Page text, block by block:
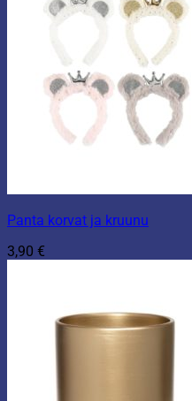
Panta korvat ja kruunu
3,90 €